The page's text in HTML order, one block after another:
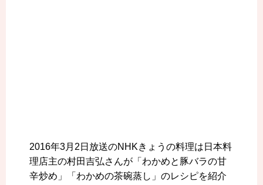
2016年3月2日放送のNHKきょうの料理は日本料
理店主の村田吉弘さんが「わかめと豚バラの甘
辛炒め」「わかめの茶碗蒸し」のレシピを紹介